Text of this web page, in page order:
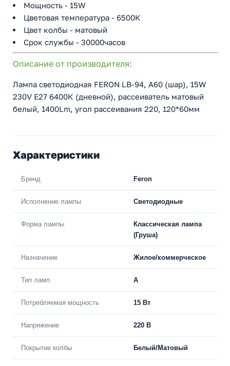
Мощность - 15W
Цветовая температура - 6500К
Цвет колбы - матовый
Срок службы - 30000часов
Описание от производителя:
Лампа светодиодная FERON LB-94, A60 (шар), 15W
230V E27 6400К (дневной), рассеиватель матовый
белый, 1400Lm, угол рассеивания 220, 120*60мм
Характеристики
Бренд Feron
Исполнение лампы Светодиодные
Форма лампы
Классическая лампа
(Груша)
Назначение Жилое/коммерческое
Тип ламп A
Потребляемая мощность 15 Вт
Напряжение 220 В
Покрытие колбы Белый/Матовый